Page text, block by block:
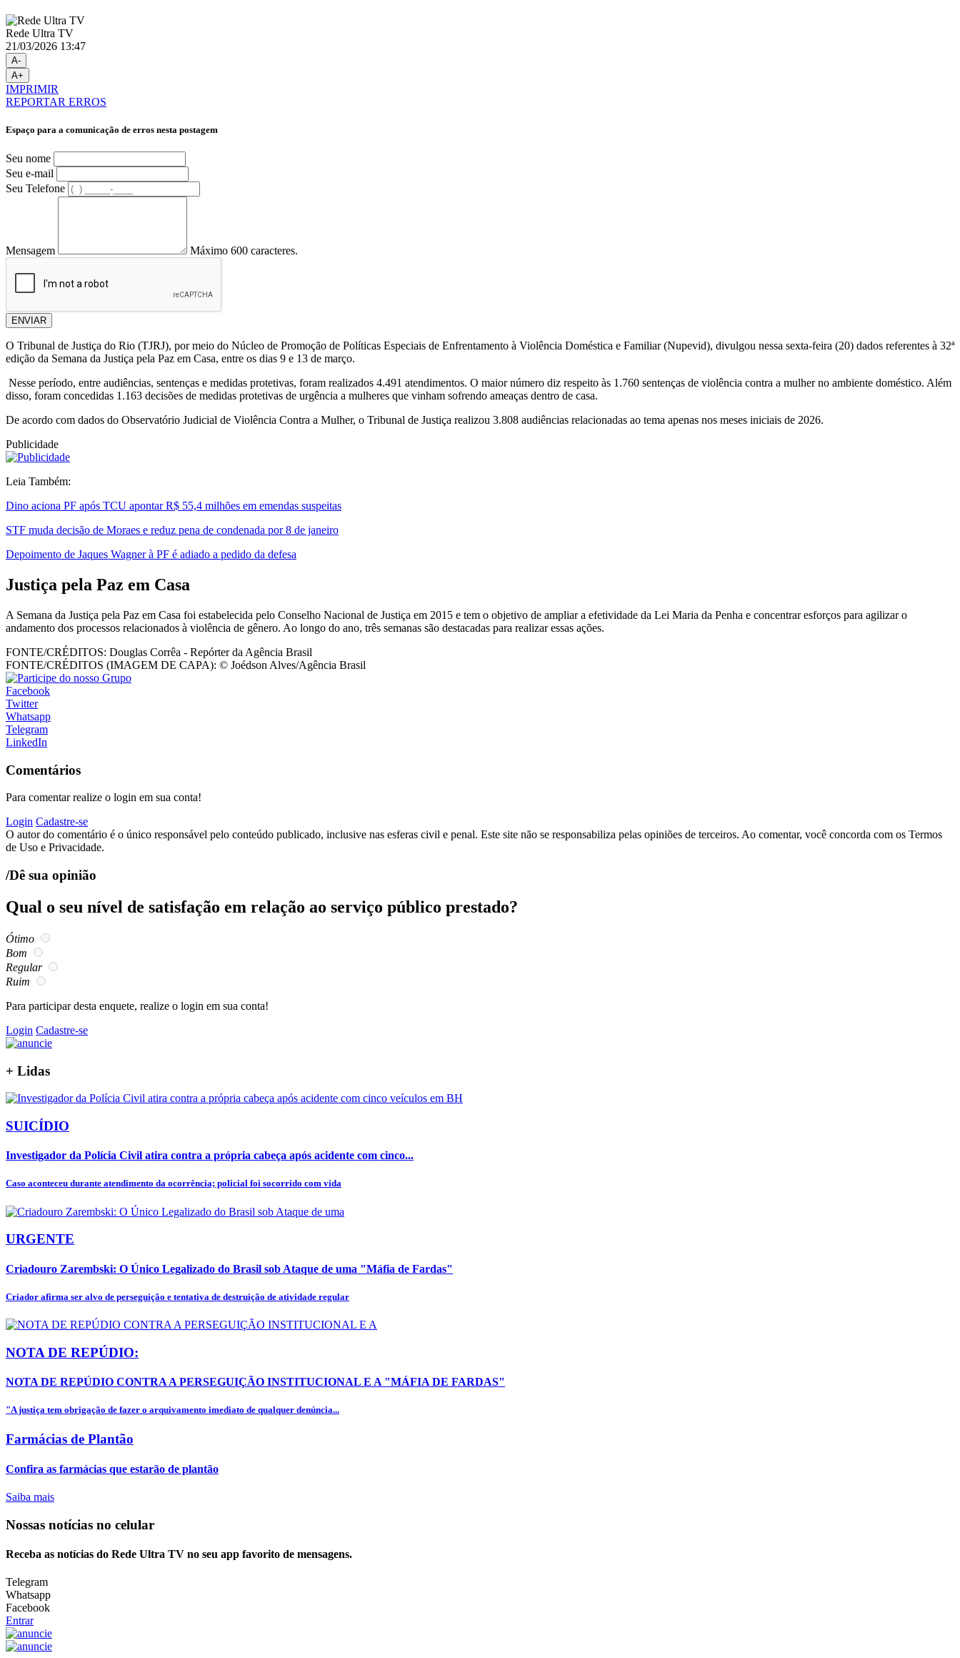
Rede Ultra TV
21/03/2026 13:47
A-
A+
IMPRIMIR
REPORTAR ERROS
Espaço para a comunicação de erros nesta postagem
Seu nome
Seu e-mail
Seu Telefone
Mensagem Máximo 600 caracteres.
ENVIAR
O Tribunal de Justiça do Rio (TJRJ), por meio do Núcleo de Promoção de Políticas Especiais de Enfrentamento à Violência Doméstica e Familiar (Nupevid), divulgou nessa sexta-feira (20) dados referentes à 32ª
edição da Semana da Justiça pela Paz em Casa, entre os dias 9 e 13 de março.
Nesse período, entre audiências, sentenças e medidas protetivas, foram realizados 4.491 atendimentos. O maior número diz respeito às 1.760 sentenças de violência contra a mulher no ambiente doméstico. Além
disso, foram concedidas 1.163 decisões de medidas protetivas de urgência a mulheres que vinham sofrendo ameaças dentro de casa.
De acordo com dados do Observatório Judicial de Violência Contra a Mulher, o Tribunal de Justiça realizou 3.808 audiências relacionadas ao tema apenas nos meses iniciais de 2026.
Publicidade
Leia Também:
Dino aciona PF após TCU apontar R$ 55,4 milhões em emendas suspeitas
STF muda decisão de Moraes e reduz pena de condenada por 8 de janeiro
Depoimento de Jaques Wagner à PF é adiado a pedido da defesa
Justiça pela Paz em Casa
A Semana da Justiça pela Paz em Casa foi estabelecida pelo Conselho Nacional de Justiça em 2015 e tem o objetivo de ampliar a efetividade da Lei Maria da Penha e concentrar esforços para agilizar o
andamento dos processos relacionados à violência de gênero. Ao longo do ano, três semanas são destacadas para realizar essas ações.
FONTE/CRÉDITOS: Douglas Corrêa - Repórter da Agência Brasil
FONTE/CRÉDITOS (IMAGEM DE CAPA): © Joédson Alves/Agência Brasil
Facebook
Twitter
Whatsapp
Telegram
LinkedIn
Comentários
Para comentar realize o login em sua conta!
Login Cadastre-se
O autor do comentário é o único responsável pelo conteúdo publicado, inclusive nas esferas civil e penal. Este site não se responsabiliza pelas opiniões de terceiros. Ao comentar, você concorda com os Termos
de Uso e Privacidade.
/Dê sua opinião
Qual o seu nível de satisfação em relação ao serviço público prestado?
Ótimo
Bom
Regular
Ruim
Para participar desta enquete, realize o login em sua conta!
Login Cadastre-se
+ Lidas
SUICÍDIO
Investigador da Polícia Civil atira contra a própria cabeça após acidente com cinco...
Caso aconteceu durante atendimento da ocorrência; policial foi socorrido com vida
URGENTE
Criadouro Zarembski: O Único Legalizado do Brasil sob Ataque de uma "Máfia de Fardas"
Criador afirma ser alvo de perseguição e tentativa de destruição de atividade regular
NOTA DE REPÚDIO:
NOTA DE REPÚDIO CONTRA A PERSEGUIÇÃO INSTITUCIONAL E A "MÁFIA DE FARDAS"
"A justiça tem obrigação de fazer o arquivamento imediato de qualquer denúncia...
Farmácias de Plantão
Confira as farmácias que estarão de plantão
Saiba mais
Nossas notícias no celular
Receba as notícias do Rede Ultra TV no seu app favorito de mensagens.
Telegram
Whatsapp
Facebook
Entrar